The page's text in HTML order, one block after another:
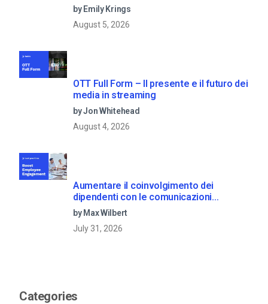
by Emily Krings
August 5, 2026
OTT Full Form – Il presente e il futuro dei
media in streaming
by Jon Whitehead
August 4, 2026
Aumentare il coinvolgimento dei
dipendenti con le comunicazioni
aziendali in live streaming
by Max Wilbert
July 31, 2026
Categories